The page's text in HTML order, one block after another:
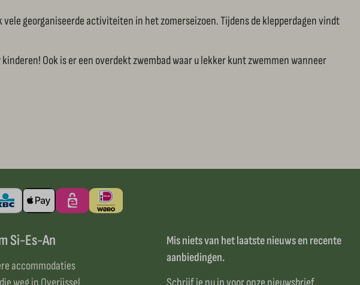
georganiseerde activiteiten in het zomerseizoen. Tijdens de klepperdagen vindt
Ook is er een overdekt zwembad waar u lekker kunt zwemmen wanneer
Si-Es-An
accommodaties
Mis niets van het laatste nieuws en recente
aanbiedingen.